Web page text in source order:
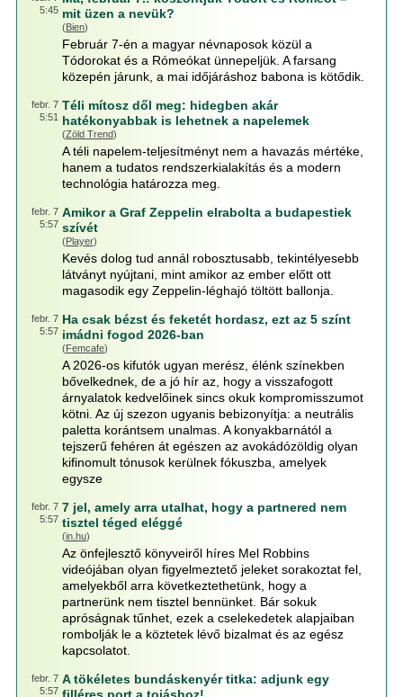
5:45 mit üzen a nevük?
(Bien)
Február 7-én a magyar névnaposok közül a
Tódorokat és a Rómeókat ünnepeljük. A farsang
közepén járunk, a mai időjáráshoz babona is kötődik.
febr. 7
5:51
Téli mítosz dől meg: hidegben akár
hatékonyabbak is lehetnek a napelemek
(Zöld Trend)
A téli napelem-teljesítményt nem a havazás mértéke,
hanem a tudatos rendszerkialakítás és a modern
technológia határozza meg.
febr. 7
5:57
Amikor a Graf Zeppelin elrabolta a budapestiek
szívét
(Player)
Kevés dolog tud annál robosztusabb, tekintélyesebb
látványt nyújtani, mint amikor az ember előtt ott
magasodik egy Zeppelin-léghajó töltött ballonja.
febr. 7
5:57
Ha csak bézst és feketét hordasz, ezt az 5 színt
imádni fogod 2026-ban
(Femcafe)
A 2026-os kifutók ugyan merész, élénk színekben
bővelkednek, de a jó hír az, hogy a visszafogott
árnyalatok kedvelőinek sincs okuk kompromisszumot
kötni. Az új szezon ugyanis bebizonyítja: a neutrális
paletta korántsem unalmas. A konyakbarnától a
tejszerű fehéren át egészen az avokádózöldig olyan
kifinomult tónusok kerülnek fókuszba, amelyek
egysze
febr. 7
5:57
7 jel, amely arra utalhat, hogy a partnered nem
tisztel téged eléggé
(in.hu)
Az önfejlesztő könyveiről híres Mel Robbins
videójában olyan figyelmeztető jeleket sorakoztat fel,
amelyekből arra következtethetünk, hogy a
partnerünk nem tisztel bennünket. Bár sokuk
apróságnak tűnhet, ezek a cselekedetek alapjaiban
rombolják le a köztetek lévő bizalmat és az egész
kapcsolatot.
febr. 7
5:57
A tökéletes bundáskenyér titka: adjunk egy